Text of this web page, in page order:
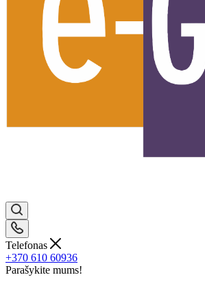
Telefonas
+370 610 60936
Parašykite mums!